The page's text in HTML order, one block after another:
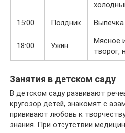
15:00
Полдник Выпечка
18:00 Ужин
Мясное
творог,
Занятия в детском саду
В детском саду развивают
кругозор детей, знакомят с
прививают любовь к
знания. При отсутствии